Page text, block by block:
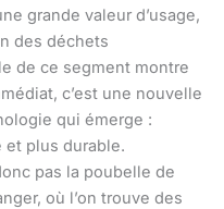
grande valeur d’usage,
des déchets
de ce segment montre
c’est une nouvelle
qui émerge :
plus durable.
pas la poubelle de
où l’on trouve des